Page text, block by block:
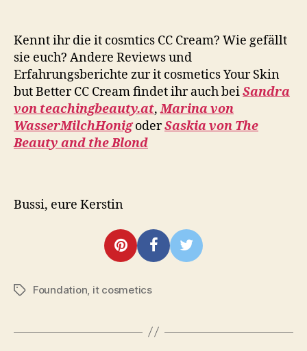
Kennt ihr die it cosmtics CC Cream? Wie gefällt
sie euch? Andere Reviews und
Erfahrungsberichte zur it cosmetics Your Skin
but Better CC Cream findet ihr auch beiSandra
von teachingbeauty.at,Marina von
WasserMilchHonigoderSaskia von The
Beauty and the Blond
Bussi, eure Kerstin
Schlagwörter
Foundation it cosmetics